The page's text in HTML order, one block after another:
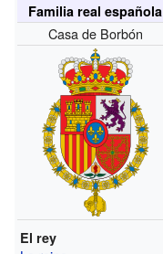
Familia real española
Casa de Borbón
El rey